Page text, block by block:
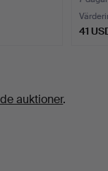
41
auktioner.